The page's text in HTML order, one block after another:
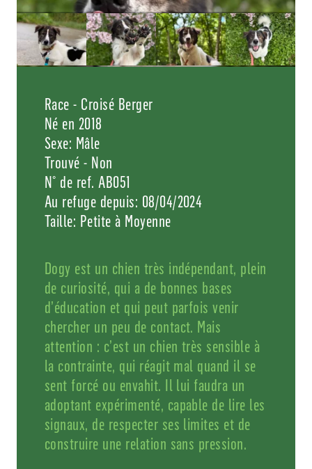
Race - Croisé Berger
Né en 2018
Sexe: Mâle
Trouvé - Non
N° de ref. AB051
Au refuge depuis: 08/04/2024
Taille: Petite à Moyenne
Dogy est un chien très indépendant, plein
de curiosité, qui a de bonnes bases
d’éducation et qui peut parfois venir
chercher un peu de contact. Mais
attention : c’est un chien très sensible à
la contrainte, qui réagit mal quand il se
sent forcé ou envahit. Il lui faudra un
adoptant expérimenté, capable de lire les
signaux, de respecter ses limites et de
construire une relation sans pression.